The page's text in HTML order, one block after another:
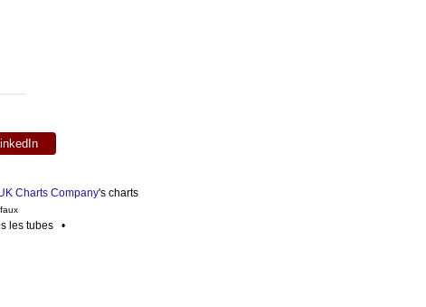
Charts Company's charts
les tubes •